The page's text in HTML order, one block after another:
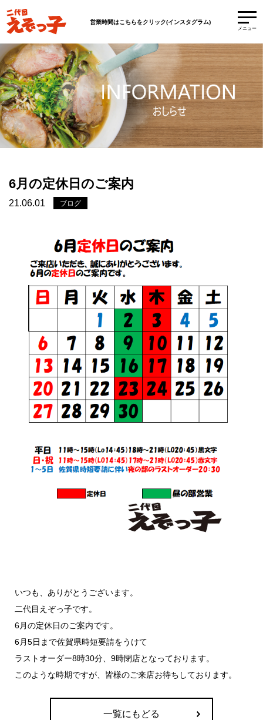
営業時間はこちらをクリック(インスタグラム)
メニュー
6月の定休日のご案内
21.06.01 ブログ
いつも、ありがとうございます。
二代目えぞっ子です。
6月の定休日のご案内です。
6月5日まで佐賀県時短要請をうけて
ラストオーダー8時30分、9時閉店となっております。
このような時期ですが、皆様のご来店お待ちしております。
一覧にもどる